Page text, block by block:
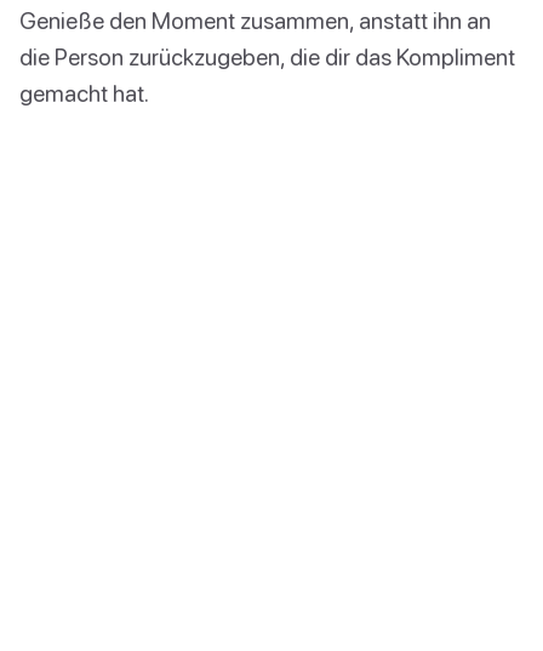
Genieße den Moment zusammen, anstatt ihn an
die Person zurückzugeben, die dir das Kompliment
gemacht hat.